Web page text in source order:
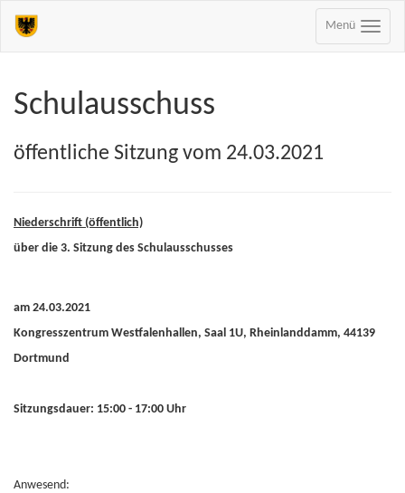
Menü
Schulausschuss
öffentliche Sitzung vom 24.03.2021
Niederschrift (öffentlich)
über die 3. Sitzung des Schulausschusses
am 24.03.2021
Kongresszentrum Westfalenhallen, Saal 1U, Rheinlanddamm, 44139
Dortmund
Sitzungsdauer: 15:00 - 17:00 Uhr
Anwesend: